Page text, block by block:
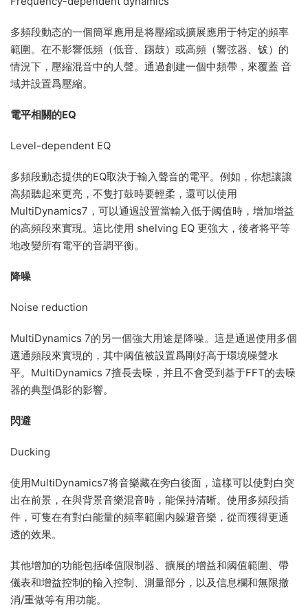
多頻段動态的一個簡單應用是将壓縮或擴展應用于特定的頻率
範圍。在不影響低頻（低音、踢鼓）或高頻（響弦器、钹）的
情況下，壓縮混音中的人聲。通過創建一個中頻帶，來覆蓋 音
域并設置爲壓縮。
電平相關的EQ
Level-dependent EQ
多頻段動态提供的EQ取決于輸入聲音的電平。例如，你想讓讓
高頻聽起來更亮，不隻打鼓時要輕柔，還可以使用
MultiDynamics7，可以通過設置當輸入低于阈值時，增加增益
的高頻段來實現。這比使用 shelving EQ 更強大，後者将平等
地改變所有電平的音調平衡。
降噪
Noise reduction
MultiDynamics 7的另一個強大用途是降噪。這是通過使用多個
選通頻段來實現的，其中阈值被設置爲剛好高于環境噪聲水
平。MultiDynamics 7擅長去噪，并且不會受到基于FFT的去噪
器的典型僞影的影響。
閃避
Ducking
使用MultiDynamics7将音樂藏在旁白後面，這樣可以使對白突
出在前景，在與背景音樂混音時，能保持清晰。使用多頻段插
件，可隻在有對白能量的頻率範圍内躲避音樂，從而獲得更通
透的效果。
其他增加的功能包括峰值限制器、擴展的增益和阈值範圍、帶
儀表和增益控制的輸入控制、測量部分，以及信息欄和無限撤
消/重做等有用功能。